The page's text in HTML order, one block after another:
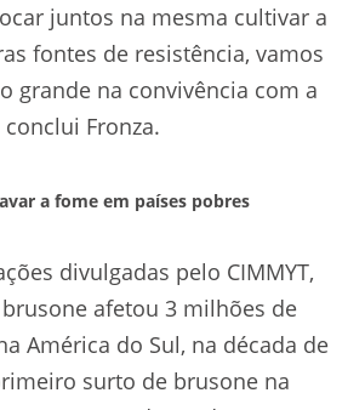
juntos na mesma cultivar a
fontes de resistência, vamos
grande na convivência com a
Fronza.
a fome em países pobres
divulgadas pelo CIMMYT,
afetou 3 milhões de
América do Sul, na década de
surto de brusone na